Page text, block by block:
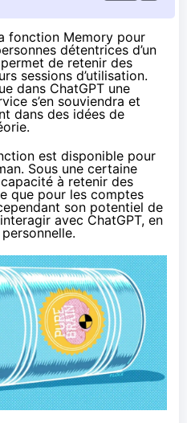
fonction Memory pour
détentrices d’un
de retenir des
sessions d’utilisation.
dans ChatGPT une
s’en souviendra et
dans des idées de
est disponible pour
. Sous une certaine
à retenir des
que pour les comptes
son potentiel de
avec ChatGPT, en